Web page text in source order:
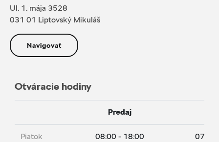
Ul. 1. mája 3528
031 01 Liptovský Mikuláš
Navigovať
Otváracie hodiny
Predaj
Piatok 08:00 - 18:00 07:00